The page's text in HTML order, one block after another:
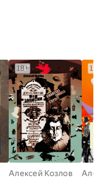
Алексей Козлов